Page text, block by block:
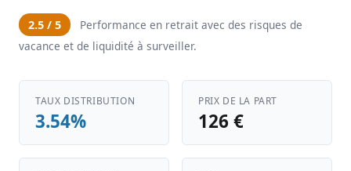
2.5 / 5
Performance en retrait avec des risques de
vacance et de liquidité à surveiller.
TAUX DISTRIBUTION
3.54%
PRIX DE LA PART
126 €